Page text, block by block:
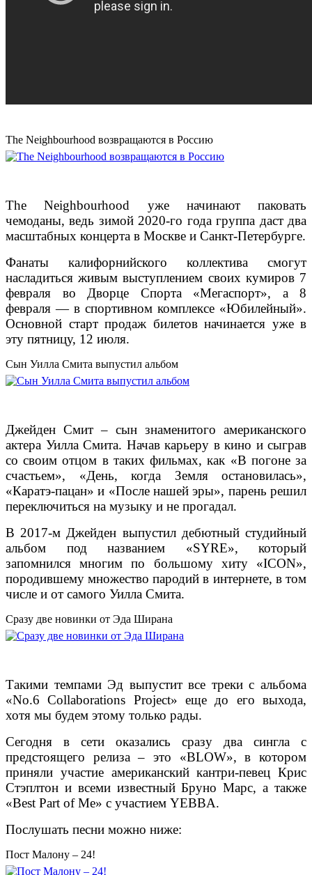
The Neighbourhood возвращаются в Россию
The Neighbourhood уже начинают паковать
чемоданы, ведь зимой 2020-го года группа даст два
масштабных концерта в Москве и Санкт-Петербурге.
Фанаты калифорнийского коллектива смогут
насладиться живым выступлением своих кумиров 7
февраля во Дворце Спорта «Мегаспорт», а 8
февраля — в спортивном комплексе «Юбилейный».
Основной старт продаж билетов начинается уже в
эту пятницу, 12 июля.
Сын Уилла Смита выпустил альбом
Джейден Смит – сын знаменитого американского
актера Уилла Смита. Начав карьеру в кино и сыграв
со своим отцом в таких фильмах, как «В погоне за
счастьем», «День, когда Земля остановилась»,
«Каратэ-пацан» и «После нашей эры», парень решил
переключиться на музыку и не прогадал.
В 2017-м Джейден выпустил дебютный студийный
альбом под названием «SYRE», который
запомнился многим по большому хиту «ICON»,
породившему множество пародий в интернете, в том
числе и от самого Уилла Смита.
Сразу две новинки от Эда Ширана
Такими темпами Эд выпустит все треки с альбома
«No.6 Collaborations Project» еще до его выхода,
хотя мы будем этому только рады.
Сегодня в сети оказались сразу два сингла с
предстоящего релиза – это «BLOW», в котором
приняли участие американский кантри-певец Крис
Стэплтон и всеми известный Бруно Марс, а также
«Best Part of Me» с участием YEBBA.
Послушать песни можно ниже:
Пост Малону – 24!